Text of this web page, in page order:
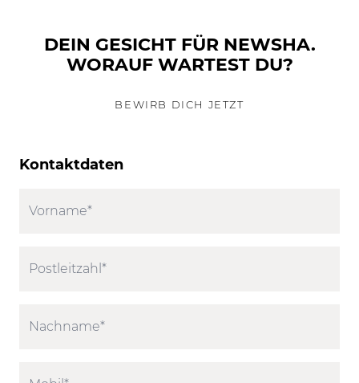
DEIN GESICHT FÜR NEWSHA.
WORAUF WARTEST DU?
BEWIRB DICH JETZT
Kontaktdaten